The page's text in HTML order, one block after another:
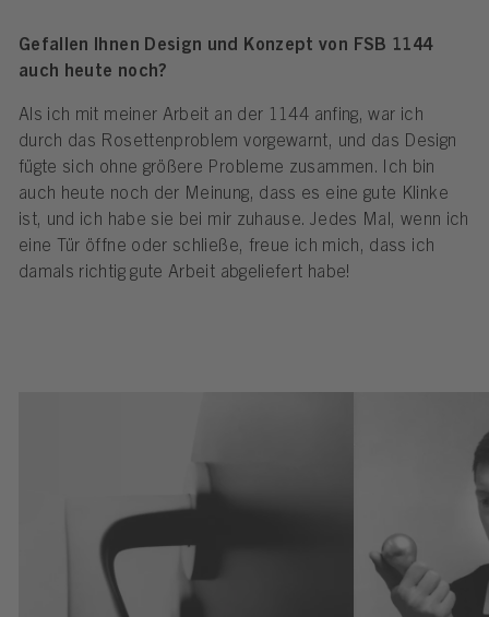
Gefallen Ihnen Design und Konzept von FSB 1144
auch heute noch?
Als ich mit meiner Arbeit an der 1144 anfing, war ich
durch das Rosettenproblem vorgewarnt, und das Design
fügte sich ohne größere Probleme zusammen. Ich bin
auch heute noch der Meinung, dass es eine gute Klinke
ist, und ich habe sie bei mir zuhause. Jedes Mal, wenn ich
eine Tür öffne oder schließe, freue ich mich, dass ich
damals richtig gute Arbeit abgeliefert habe!